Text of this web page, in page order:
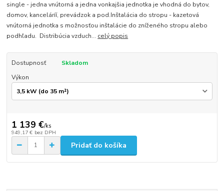
single - jedna vnútorná a jedna vonkajšia jednotka je vhodná do bytov,
domov, kanceláríí, prevádzok a pod.Inštalácia do stropu - kazetová
vnútorná jednotka s možnosťou inštalácie do zníženého stropu alebo
podhľadu. Distribúcia vzduch... celý popis
Dostupnosť
Skladom
Výkon
1 139 €/ks
949,17 € bez DPH
Pridať do košíka